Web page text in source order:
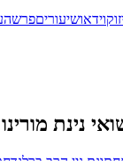
וידאושיעוריםפרשה
נינת